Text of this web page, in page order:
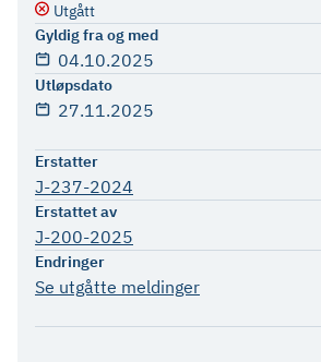
Utgått
Gyldig fra og med
04.10.2025
Utløpsdato
27.11.2025
Erstatter
J-237-2024
Erstattet av
J-200-2025
Endringer
Se utgåtte meldinger